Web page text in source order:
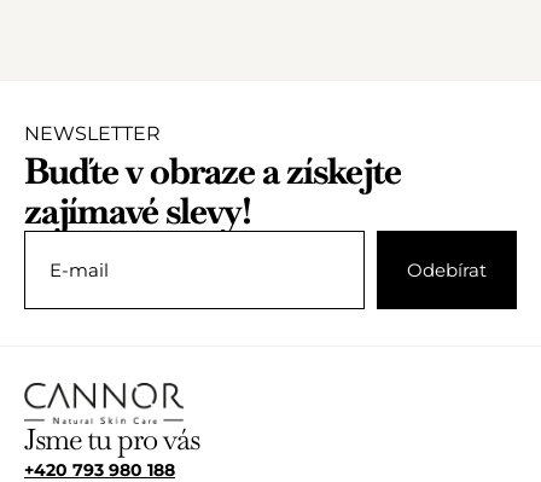
NEWSLETTER
Buďte v obraze a získejte
zajímavé slevy!
Jsme tu pro vás
+420 793 980 188